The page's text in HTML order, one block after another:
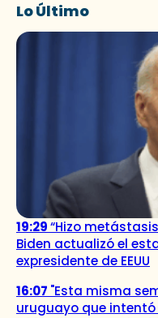
Lo Último
19:29“Hizo
Biden actualizó el
expresidente de EEUU
16:07 "Esta misma
uruguayo que